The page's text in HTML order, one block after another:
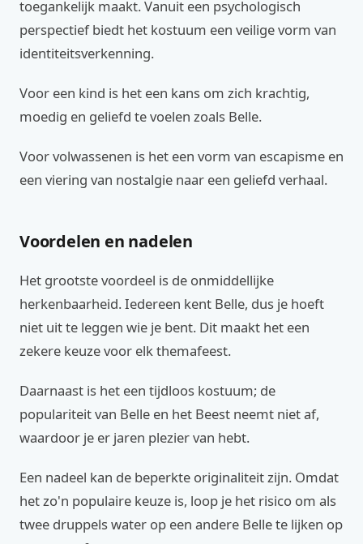
toegankelijk maakt. Vanuit een psychologisch
perspectief biedt het kostuum een veilige vorm van
identiteitsverkenning.
Voor een kind is het een kans om zich krachtig,
moedig en geliefd te voelen zoals Belle.
Voor volwassenen is het een vorm van escapisme en
een viering van nostalgie naar een geliefd verhaal.
Voordelen en nadelen
Het grootste voordeel is de onmiddellijke
herkenbaarheid. Iedereen kent Belle, dus je hoeft
niet uit te leggen wie je bent. Dit maakt het een
zekere keuze voor elk themafeest.
Daarnaast is het een tijdloos kostuum; de
populariteit van Belle en het Beest neemt niet af,
waardoor je er jaren plezier van hebt.
Een nadeel kan de beperkte originaliteit zijn. Omdat
het zo'n populaire keuze is, loop je het risico om als
twee druppels water op een andere Belle te lijken op